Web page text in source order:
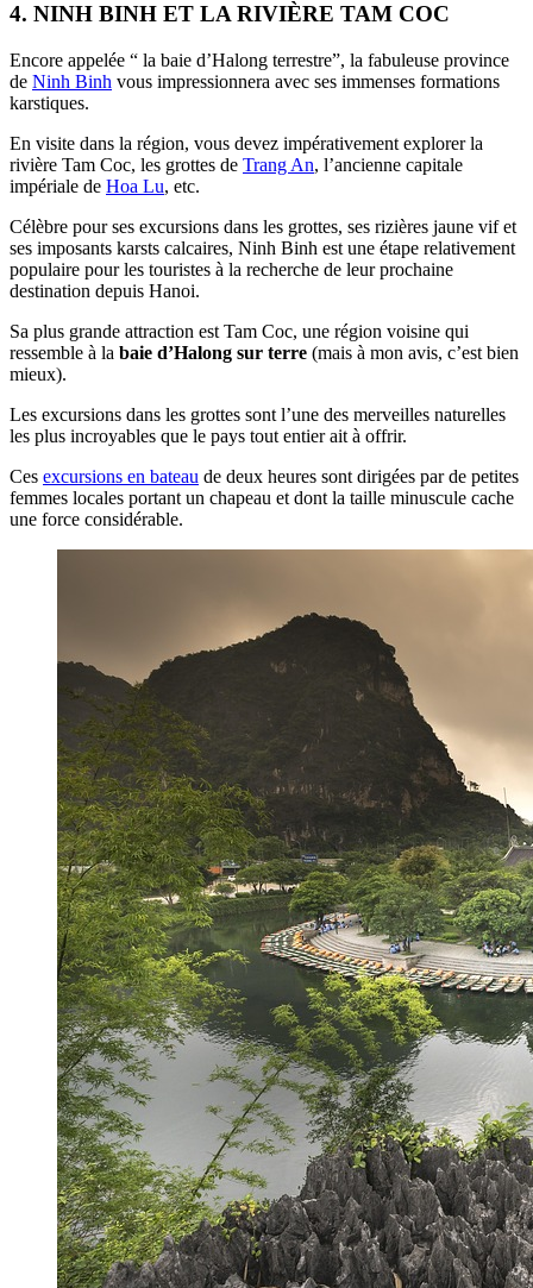
4. NINH BINH ET LA RIVIÈRE TAM COC
Encore appelée “ la baie d’Halong terrestre”, la fabuleuse province
de Ninh Binh vous impressionnera avec ses immenses formations
karstiques.
En visite dans la région, vous devez impérativement explorer la
rivière Tam Coc, les grottes de Trang An, l’ancienne capitale
impériale de Hoa Lu, etc.
Célèbre pour ses excursions dans les grottes, ses rizières jaune vif et
ses imposants karsts calcaires, Ninh Binh est une étape relativement
populaire pour les touristes à la recherche de leur prochaine
destination depuis Hanoi.
Sa plus grande attraction est Tam Coc, une région voisine qui
ressemble à la baie d’Halong sur terre (mais à mon avis, c’est bien
mieux).
Les excursions dans les grottes sont l’une des merveilles naturelles
les plus incroyables que le pays tout entier ait à offrir.
Ces excursions en bateau de deux heures sont dirigées par de petites
femmes locales portant un chapeau et dont la taille minuscule cache
une force considérable.